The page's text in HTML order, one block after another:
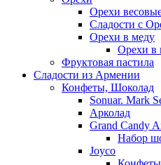
Орехи
Сладости с
Орехи в меду
Орехи в
Фруктовая пастила
Сладости из Армении
Конфеты, Шоколад
Sonuar. Mark
Арколад
Grand Candy
Набор
Joyco